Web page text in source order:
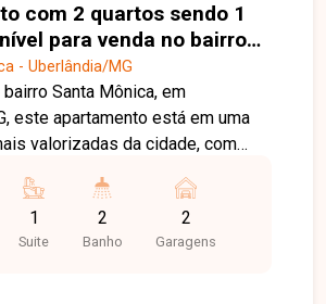
com 2 quartos sendo 1
para venda no bairro
em Uberlândia-MG
- Uberlândia/MG
Santa Mônica, em
este apartamento está em uma
valorizadas da cidade, com
e proximidade com
escolas, universidades,
e diversos comércios e
1
Suite
2
Banho
2
Garagens